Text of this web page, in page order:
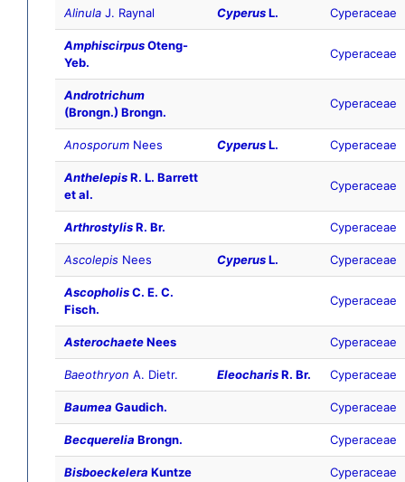
Alinula J. Raynal CyperusL. Cyperaceae
AmphiscirpusOteng-
Yeb.
Cyperaceae
Androtrichum
(Brongn.) Brongn.
Cyperaceae
Anosporum Nees CyperusL. Cyperaceae
AnthelepisR. L. Barrett
et al.
Cyperaceae
ArthrostylisR. Br. Cyperaceae
Ascolepis Nees CyperusL. Cyperaceae
AscopholisC. E. C.
Fisch.
Cyperaceae
AsterochaeteNees Cyperaceae
Baeothryon A. Dietr. EleocharisR. Br. Cyperaceae
Baumea Gaudich. Cyperaceae
Becquerelia Brongn. Cyperaceae
Bisboeckelera Kuntze Cyperaceae